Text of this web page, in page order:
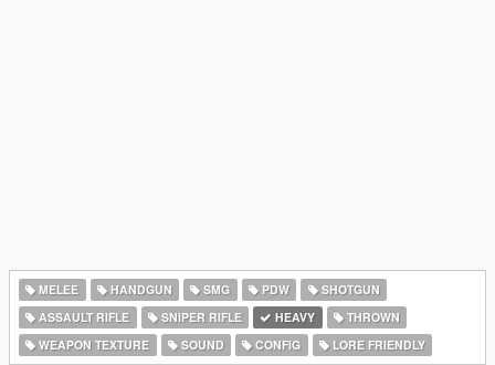
MELEE HANDGUN SMG PDW
SHOTGUN
ASSAULT RIFLE
SNIPER RIFLE HEAVY
THROWN
WEAPON TEXTURE
SOUND CONFIG LORE FRIENDLY